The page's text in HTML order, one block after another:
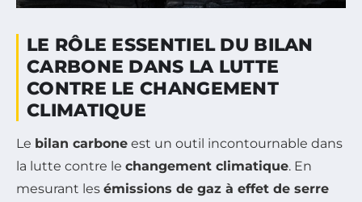
LE RÔLE ESSENTIEL DU BILAN
CARBONE DANS LA LUTTE
CONTRE LE CHANGEMENT
CLIMATIQUE
Le bilan carbone est un outil incontournable dans
la lutte contre le changement climatique. En
mesurant les émissions de gaz à effet de serre